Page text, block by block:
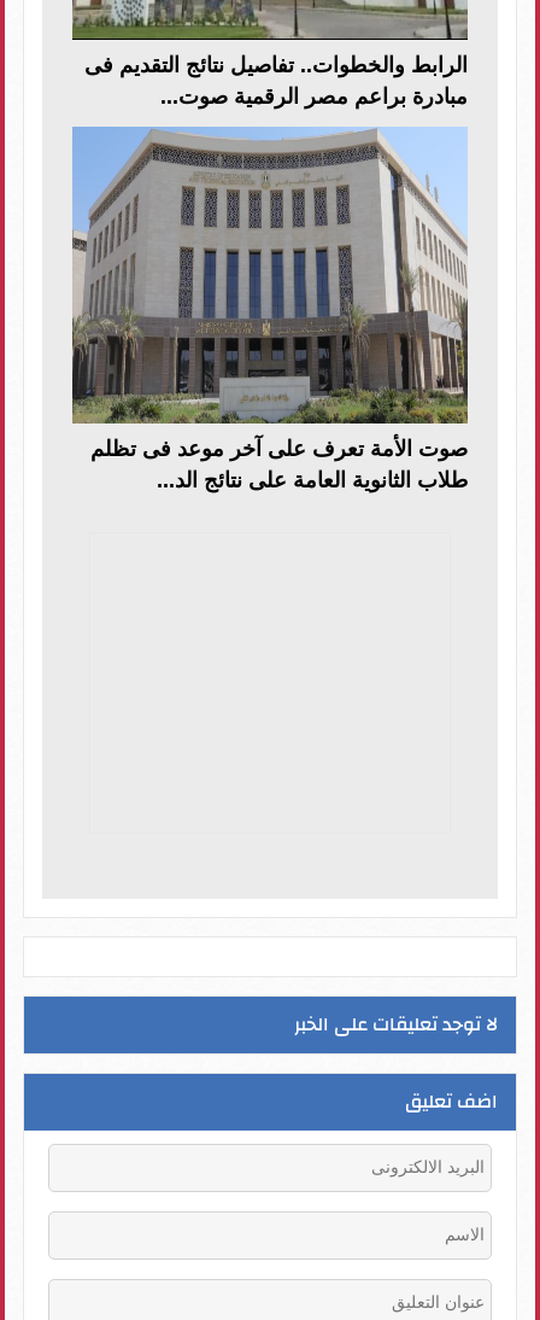
الرابط والخطوات.. تفاصيل نتائج التقديم فى
مبادرة براعم مصر الرقمية صوت...
صوت الأمة تعرف على آخر موعد فى تظلم
طلاب الثانوية العامة على نتائج الد...
لا توجد تعليقات على الخبر
اضف تعليق